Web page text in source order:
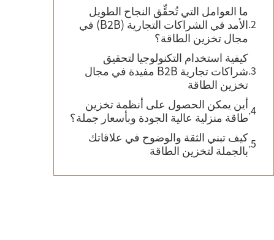
ما العوامل التي تُحقِّق النجاح الطويل
الأمد في الشراكات التجارية (B2B) في
مجال تخزين الطاقة؟
كيفية استخدام التكنولوجيا لتحقيق
شراكات تجارية B2B مفيدة في مجال
تخزين الطاقة
أين يمكن الحصول على أنظمة تخزين
طاقة منزلية عالية الجودة وبأسعار جملة؟
كيف تبني الثقة والوضوح في علاقاتك
بالجملة لتخزين الطاقة